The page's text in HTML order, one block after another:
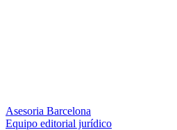
Asesoria Barcelona
Equipo editorial jurídico